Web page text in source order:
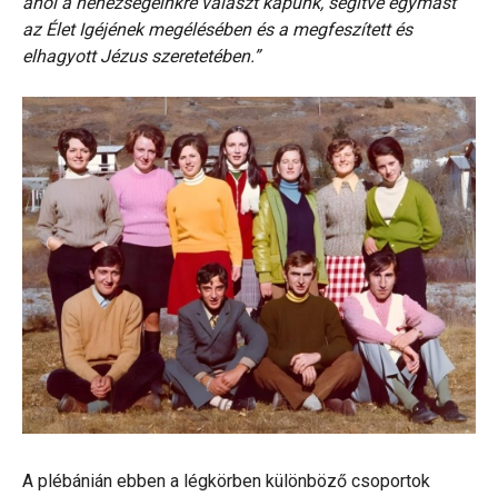
az Élet Igéjének megélésében és a megfeszített és
elhagyott Jézus szeretetében.”
A plébánián ebben a légkörben különböző csoportok